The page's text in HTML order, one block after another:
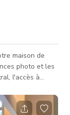
maison de
photo et les
l'accès à
des